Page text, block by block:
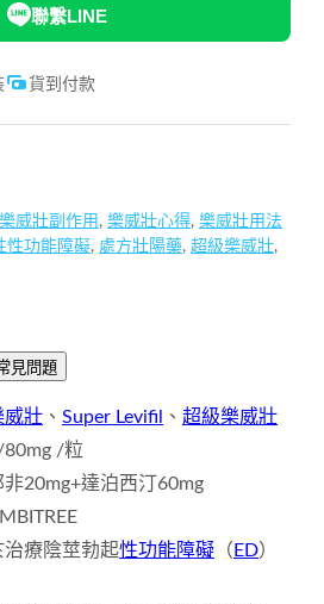
聯繫LINE
貨到付款
樂威壯副作用 , 樂威壯心得, 樂威壯用法
性功能障礙, 處方壯陽藥, 超級樂威壯,
見問題
威壯 、 Super Levifil 、 超級樂威壯
80mg /粒
非20mg+達泊西汀60mg
治療陰莖勃起性功能障礙 （ ED）